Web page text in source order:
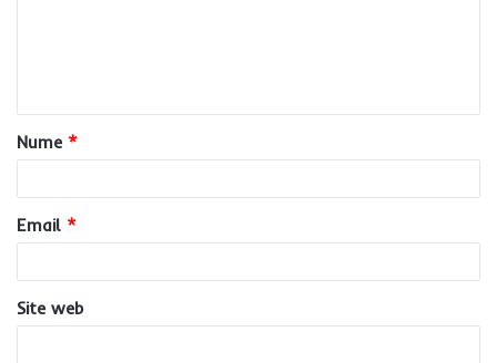
a
r
*
Nume *
Email *
Site web